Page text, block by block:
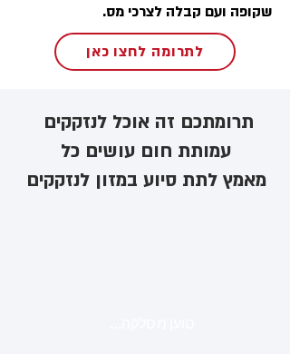
שקופה ועם קבלה לצרכי מס.
לתרומה לחצו כאן
תרומתכם זה אוכל לנזקקים ​
עמותת חום עושים כל
מאמץ לתת סיוע במזון לנזקקים